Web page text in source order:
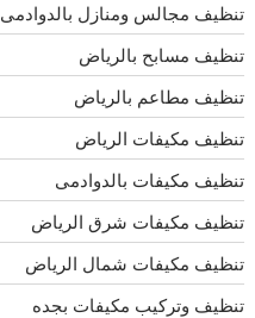
تنظيف مجالس ومنازل بالدوادمى
تنظيف مسابح بالرياض
تنظيف مطاعم بالرياض
تنظيف مكيفات الرياض
تنظيف مكيفات بالدوادمى
تنظيف مكيفات شرق الرياض
تنظيف مكيفات شمال الرياض
تنظيف وتركيب مكيفات بجده